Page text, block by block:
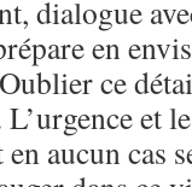
dialogue
en
ce
et
aucun cas